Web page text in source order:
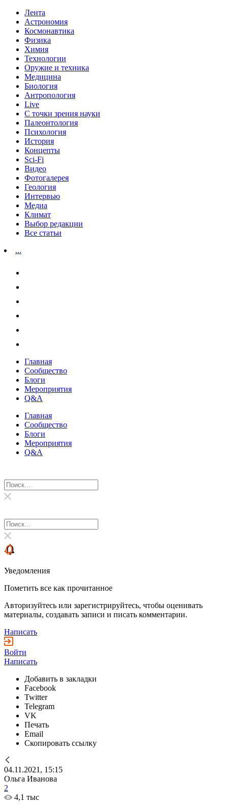
Лента
Астрономия
Космонавтика
Физика
Химия
Технологии
Оружие и техника
Медицина
Биология
Антропология
Live
С точки зрения науки
Палеонтология
Психология
История
Концепты
Sci-Fi
Видео
Фотогалерея
Геология
Интервью
Медиа
Климат
Выбор редакции
Все статьи
...
Главная
Сообщество
Блоги
Мероприятия
Q&A
Главная
Сообщество
Блоги
Мероприятия
Q&A
Уведомления
Пометить все как прочитанное
Авторизуйтесь или зарегистрируйтесь, чтобы оценивать
материалы, создавать записи и писать комментарии.
Написать
Войти
Написать
Добавить в закладки
Facebook
Twitter
Telegram
VK
Печать
Email
Скопировать ссылку
04.11.2021, 15:15
Ольга Иванова
2
4,1 тыс